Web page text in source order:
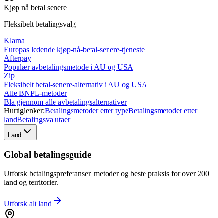
Kjøp nå betal senere
Fleksibelt betalingsvalg
Klarna
Europas ledende kjøp-nå-betal-senere-tjeneste
Afterpay
Populær avbetalingsmetode i AU og USA
Zip
Fleksibelt betal-senere-alternativ i AU og USA
Alle BNPL-metoder
Bla gjennom alle avbetalingsalternativer
Hurtiglenker:Betalingsmetoder etter typeBetalingsmetoder etter
landBetalingsvalutaer
Land
Global betalingsguide
Utforsk betalingspreferanser, metoder og beste praksis for over 200
land og territorier.
Utforsk alt land